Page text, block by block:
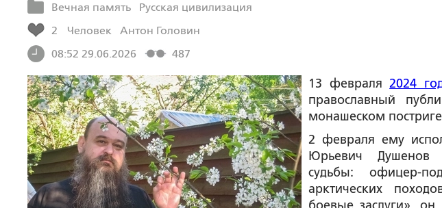
Вечная память
Русская цивилизация
2
Человек
Антон Головин
08:52 29.06.2026
487
13 февраля2024
православный
монашеском
2 февраля ему
Юрьевич Душенов
судьбы: офицер-
арктических
боевые заслуги»,